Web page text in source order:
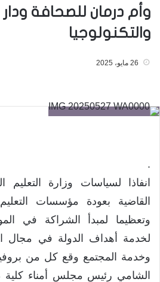
وأم درمان للصحافة
والتكنولوجيا
26 مايو، 2025
.
انفاذا لسياسات وزارة التعليم
القاضية بعودة مؤسسات
وتعظيما لمبدأ الشراكة في
لخدمة أهداف الدولة في مجال
وخدمة المجتمع وقع كل من
الشامي رئيس مجلس أمناء كلية